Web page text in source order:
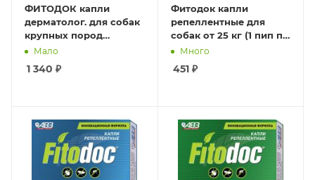
ФИТОДОК капли
дерматолог. для собак
крупных пород
1,8мл*4пип
Мало
1 340 ₽
Фитодок капли
репеллентные для
собак от 25 кг (1 пип по
2,5мл) годен до 09.26.
Много
451₽